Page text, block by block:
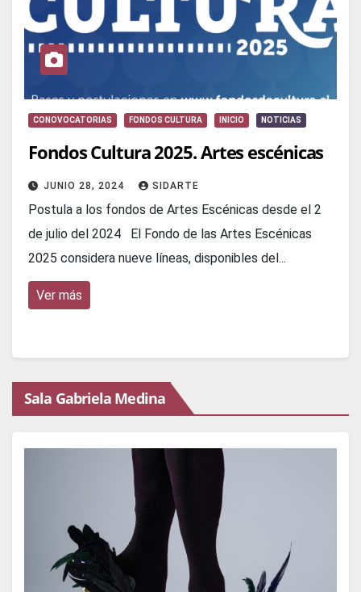
CONOVOCATORIAS FONDOS CULTURA INICIO NOTICIAS
Fondos Cultura 2025. Artes escénicas
JUNIO 28, 2024 SIDARTE
Postula a los fondos de Artes Escénicas desde el 2
de julio del 2024 El Fondo de las Artes Escénicas
2025 considera nueve líneas, disponibles del...
Ver más
Sala Gabriela Medina